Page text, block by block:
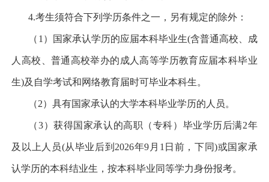
4.考生须符合下列学历条件之一，另有规定的除外：
（ 1 ）国家承认学历的应届本科毕业生(含普通高校、成
人高校、普通高校举办的成人高等学历教育应届本科毕业
生)及自学考试和网络教育届时可毕业本科生。
（2）具有国家承认的大学本科毕业学历的人员。
（3）获得国家承认的高职（专科）毕业学历后满2年
及以上人员(从毕业后到 2026年9 月 1 日前，下同)或国家承
认学历的本科结业生，按本科毕业同等学力身份报考。